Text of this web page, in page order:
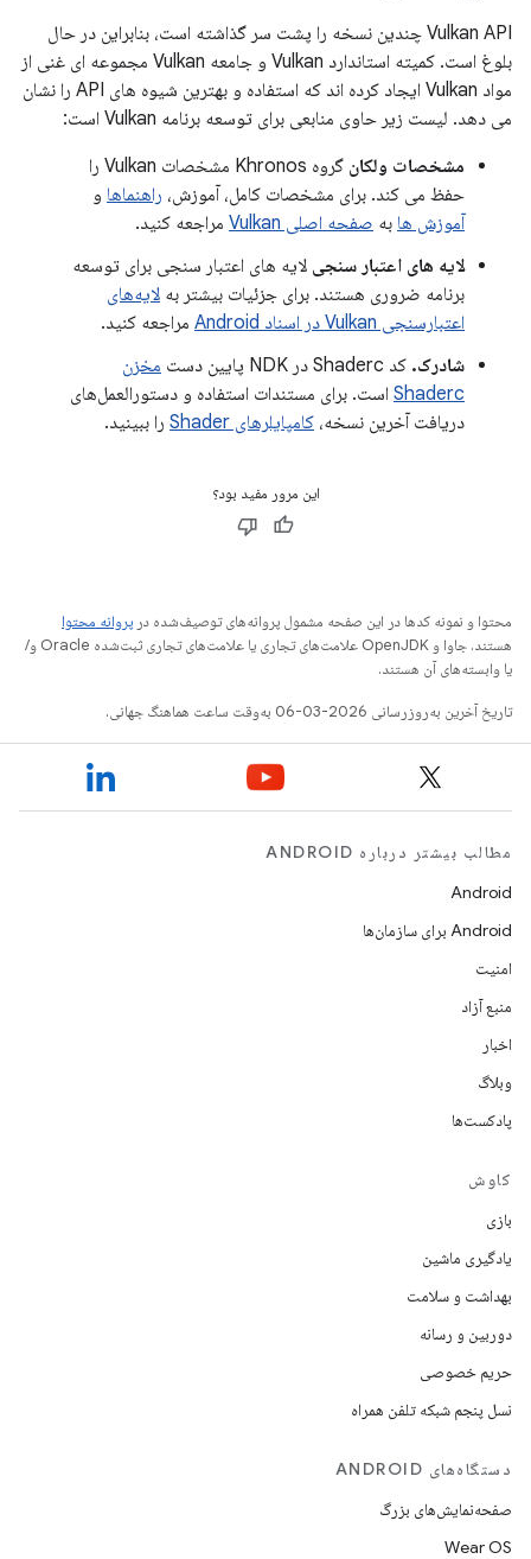
Vulkan API چندین نسخه را پشت سر گذاشته است، بنابراین در حال
بلوغ است. کمیته استاندارد Vulkan و جامعه Vulkan مجموعه ای غنی از
مواد Vulkan ایجاد کرده اند که استفاده و بهترین شیوه های API را نشان
می دهد. لیست زیر حاوی منابعی برای توسعه برنامه Vulkan است:
مشخصات ولکان
گروه Khronos مشخصات Vulkan را
حفظ می کند. برای مشخصات کامل، آموزش، راهنماها و
آموزش ها به صفحه اصلی Vulkan
مراجعه کنید.
لایه های اعتبار سنجی لایه های اعتبار سنجی برای توسعه
برنامه ضروری هستند. برای جزئیات بیشتر به لایه‌های
اعتبارسنجی Vulkan در اسناد Android
مراجعه کنید.
شادرک. کد Shaderc در NDK پایین دست
مخزن
Shaderc است. برای مستندات استفاده و دستورالعمل‌های
دریافت آخرین نسخه، کامپایلرهای Shader را ببینید.
این مرور مفید بود؟
محتوا و نمونه کدها در این صفحه مشمول پروانه‌های توصیف‌شده در پروانه محتوا
هستند. جاوا و OpenJDK علامت‌های تجاری یا علامت‌های تجاری ثبت‌شده Oracle و/
یا وابسته‌های آن هستند.
تاریخ آخرین به‌روزرسانی 2026-03-06 به‌وقت ساعت هماهنگ جهانی.
مطالب بیشتر درباره ANDROID
Android
Android برای سازمان‌ها
امنیت
منبع آزاد
اخبار
وبلاگ
پادکست‌ها
کاوش
بازی
یادگیری ماشین
بهداشت و سلامت
دوربین و رسانه
حریم خصوصی
نسل پنجم شبکه تلفن همراه
دستگاه‌های ANDROID
صفحه‌نمایش‌های بزرگ
Wear OS